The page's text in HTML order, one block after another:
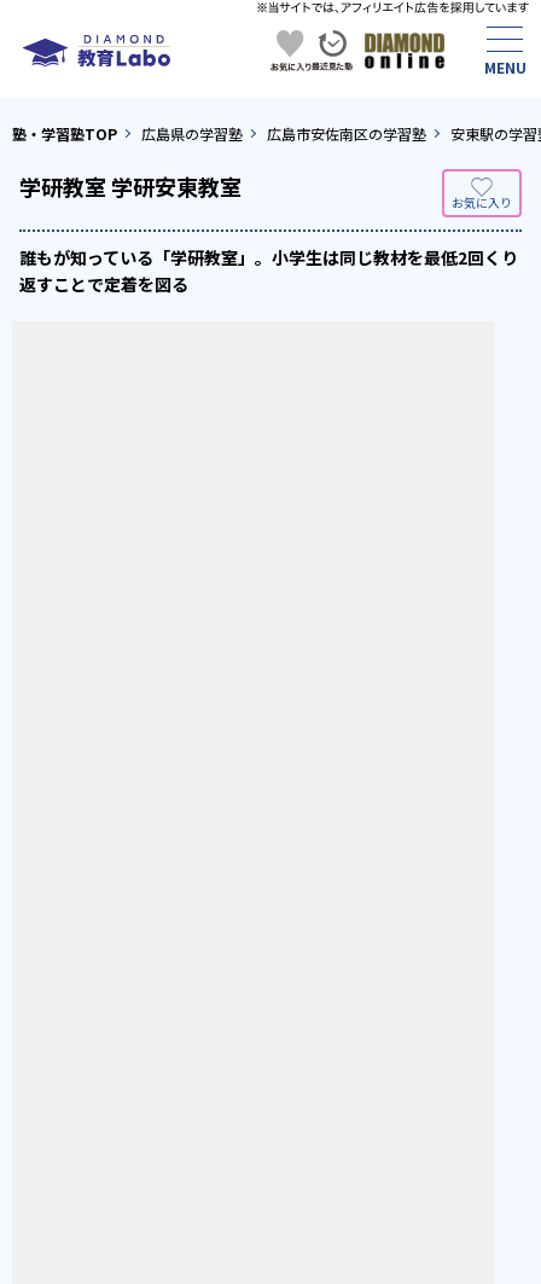
塾・学習塾TOP 広島県の学習塾 広島市安佐南区の学習塾 安東駅の学習
学研教室 学研安東教室
誰もが知っている「学研教室」。小学生は同じ教材を最低2回くり
返すことで定着を図る